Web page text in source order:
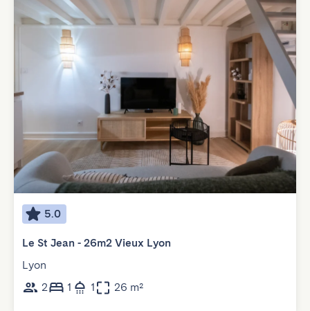
5.0
Le St Jean - 26m2 Vieux Lyon
Lyon
2
1 1 26 m²